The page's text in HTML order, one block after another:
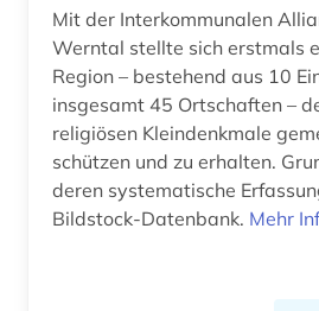
montenegro (1)
museum (3)
museumswesen (1)
musik (1)
musikaufnahme (1)
Mit der Interkommunalen
Werntal stellte sich erstmals
Region – bestehend aus 10
insgesamt 45 Ortschaften –
religiösen Kleindenkmale
schützen und zu erhalten.
deren systematische
Bildstock-Datenbank. Mehr